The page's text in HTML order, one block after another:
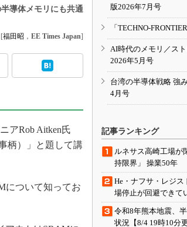
導体メモリにも共通
[福田昭 ， EE Times Japan]
アRob Aitken氏
柄）」と題して講
について知ってお
版2026年7月号
「TECHNO-
AI時代のメモリ／ス
2026年5月号
台湾の半導体戦略 強
4月号
記事ランキング
ルネサス高崎工場が
持限界」 操業50年
He・ナフサ・レジ
場停止が回避できて
令和8年熊本地震、
状況【8/4 19時10分更